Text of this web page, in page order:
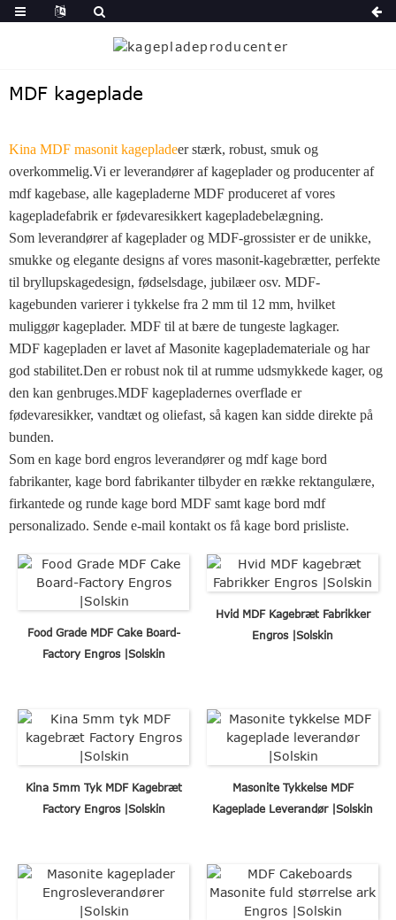
MDF kageplade
Kina MDF masonit kagepladeer stærk, robust, smuk og
overkommelig.Vi er leverandører af kageplader og producenter af
mdf kagebase, alle kagepladerne MDF produceret af vores
kagepladefabrik er fødevaresikkert kagepladebelægning.
Som leverandører af kageplader og MDF-grossister er de unikke,
smukke og elegante designs af vores masonit-kagebrætter, perfekte
til bryllupskagedesign, fødselsdage, jubilæer osv. MDF-
kagebunden varierer i tykkelse fra 2 mm til 12 mm, hvilket
muliggør kageplader. MDF til at bære de tungeste lagkager.
MDF kagepladen er lavet af Masonite kageplademateriale og har
god stabilitet.Den er robust nok til at rumme udsmykkede kager, og
den kan genbruges.MDF kagepladernes overflade er
fødevaresikker, vandtæt og oliefast, så kagen kan sidde direkte på
bunden.
Som en kage bord engros leverandører og mdf kage bord
fabrikanter, kage bord fabrikanter tilbyder en række rektangulære,
firkantede og runde kage bord MDF samt kage bord mdf
personalizado. Sende e-mail kontakt os få kage bord prisliste.
Food Grade MDF Cake Board-
Factory Engros |Solskin
Hvid MDF Kagebræt Fabrikker
Engros |Solskin
Kina 5mm Tyk MDF Kagebræt
Factory Engros |Solskin
Masonite Tykkelse MDF
Kageplade Leverandør |Solskin